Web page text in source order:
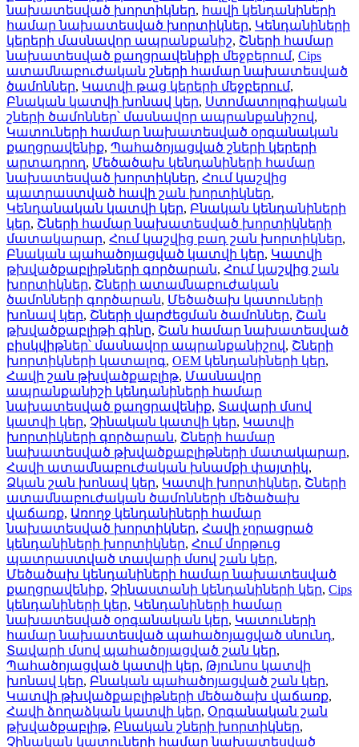
նախատեսված խորտիկներ, հավի կենդանիների
համար նախատեսված խորտիկներ, Կենդանիների
կերերի մասնավոր ապրանքանիշ, Շների համար
նախատեսված քաղցրավենիքի մեջբերում, Cips
ատամնաբուժական շների համար նախատեսված
ծամոններ, Կատվի թաց կերերի մեջբերում,
Բնական կատվի խոնավ կեր, Ստոմատոլոգիական
շների ծամոններ՝ մասնավոր ապրանքանիշով,
Կատուների համար նախատեսված օրգանական
քաղցրավենիք, Պահածոյացված շների կերերի
արտադրող, Մեծածախ կենդանիների համար
նախատեսված խորտիկներ, Հում կաշվից
պատրաստված հավի շան խորտիկներ,
Կենդանական կատվի կեր, Բնական կենդանիների
կեր, Շների համար նախատեսված խորտիկների
մատակարար, Հում կաշվից բադ շան խորտիկներ,
Բնական պահածոյացված կատվի կեր, Կատվի
թխվածքաբլիթների գործարան, Հում կաշվից շան
խորտիկներ, Շների ատամնաբուժական
ծամոնների գործարան, Մեծածախ կատուների
խոնավ կեր, Շների վարժեցման ծամոններ, Շան
թխվածքաբլիթի գինը, Շան համար նախատեսված
բիսկվիթներ՝ մասնավոր ապրանքանիշով, Շների
խորտիկների կատալոգ, OEM կենդանիների կեր,
Հավի շան թխվածքաբլիթ, Մասնավոր
ապրանքանիշի կենդանիների համար
նախատեսված քաղցրավենիք, Տավարի մսով
կատվի կեր, Չինական կատվի կեր, Կատվի
խորտիկների գործարան, Շների համար
նախատեսված թխվածքաբլիթների մատակարար,
Հավի ատամնաբուժական խնամքի փայտիկ,
Ձկան շան խոնավ կեր, Կատվի խորտիկներ, Շների
ատամնաբուժական ծամոնների մեծածախ
վաճառք, Առողջ կենդանիների համար
նախատեսված խորտիկներ, Հավի չորացրած
կենդանիների խորտիկներ, Հում մորթուց
պատրաստված տավարի մսով շան կեր,
Մեծածախ կենդանիների համար նախատեսված
քաղցրավենիք, Չինաստանի կենդանիների կեր, Cips
կենդանիների կեր, Կենդանիների համար
նախատեսված օրգանական կեր, Կատուների
համար նախատեսված պահածոյացված սնունդ,
Տավարի մսով պահածոյացված շան կեր,
Պահածոյացված կատվի կեր, Թյունոս կատվի
խոնավ կեր, Բնական պահածոյացված շան կեր,
Կատվի թխվածքաբլիթների մեծածախ վաճառք,
Հավի ձողաձկան կատվի կեր, Օրգանական շան
թխվածքաբլիթ, Բնական շների խորտիկներ,
Չինական կատուների համար նախատեսված